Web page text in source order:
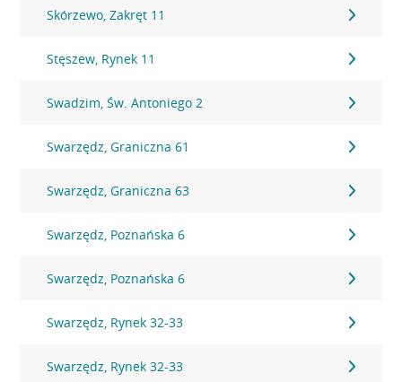
Skórzewo, Zakręt 11
Stęszew, Rynek 11
Swadzim, Św. Antoniego 2
Swarzędz, Graniczna 61
Swarzędz, Graniczna 63
Swarzędz, Poznańska 6
Swarzędz, Poznańska 6
Swarzędz, Rynek 32-33
Swarzędz, Rynek 32-33